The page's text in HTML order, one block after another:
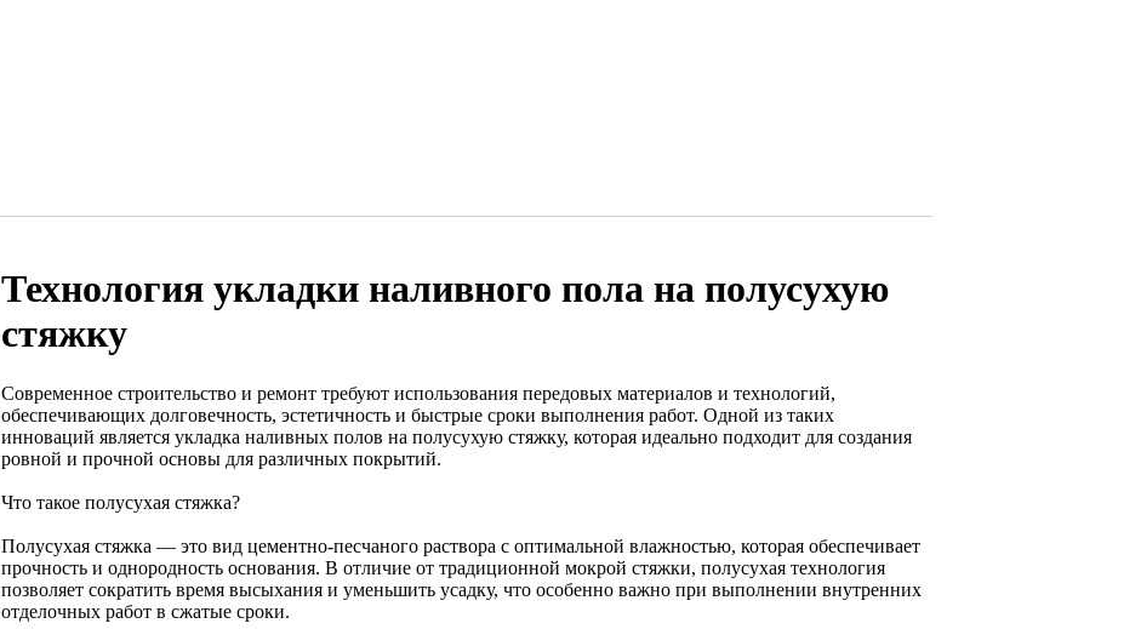
Технология укладки наливного пола на полусухую
стяжку
Современное строительство и ремонт требуют использования передовых материалов и технологий,
обеспечивающих долговечность, эстетичность и быстрые сроки выполнения работ. Одной из таких
инноваций является укладка наливных полов на полусухую стяжку, которая идеально подходит для создания
ровной и прочной основы для различных покрытий.
Что такое полусухая стяжка?
Полусухая стяжка — это вид цементно-песчаного раствора с оптимальной влажностью, которая обеспечивает
прочность и однородность основания. В отличие от традиционной мокрой стяжки, полусухая технология
позволяет сократить время высыхания и уменьшить усадку, что особенно важно при выполнении внутренних
отделочных работ в сжатые сроки.